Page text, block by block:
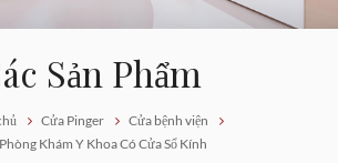
Sản Phẩm
Cửa Pinger
Cửa bệnh viện
Khám Y Khoa Có Cửa Sổ Kính